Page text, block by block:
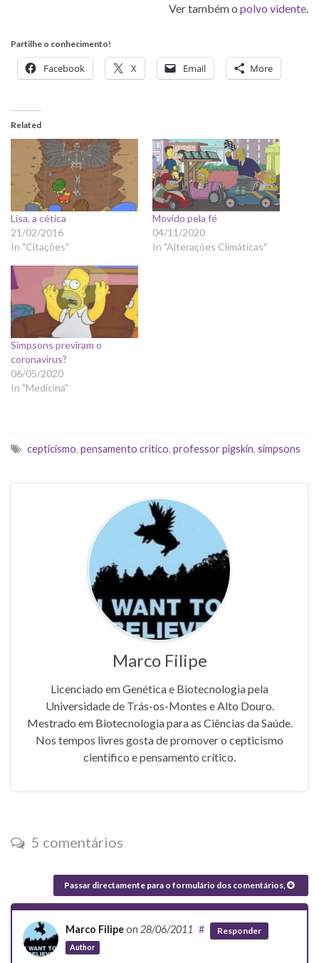
Ver também o polvo vidente.
Partilhe o conhecimento!
Facebook X Email More
Related
Lisa, a cética
21/02/2016
In "Citações"
Movido pela fé
04/11/2020
In "Alterações Climáticas"
Simpsons previram o
coronavirus?
06/05/2020
In "Medicina"
cepticismo, pensamento crítico, professor pigskin, simpsons
Marco Filipe
Licenciado em Genética e Biotecnologia pela
Universidade de Trás-os-Montes e Alto Douro.
Mestrado em Biotecnologia para as Ciências da Saúde.
Nos tempos livres gosta de promover o cepticismo
científico e pensamento crítico.
5 comentários
Passar directamente para o formulário dos comentários,
Marco Filipeon 28/06/2011
Author
# Responder